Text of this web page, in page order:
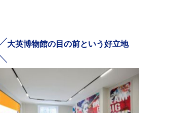
大英博物館の目の前という好立地